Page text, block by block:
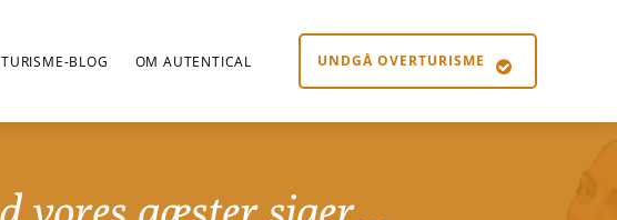
UNDGÅ OVERTURISME
BLOG OM AUTENTICAL